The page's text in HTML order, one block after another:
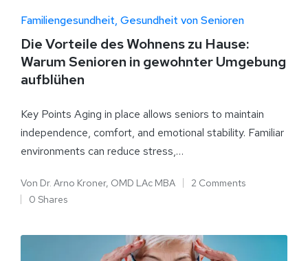
Familiengesundheit Gesundheit von Senioren
Die Vorteile des Wohnens zu Hause:
Warum Senioren in gewohnter Umgebung
aufblühen
Key Points Aging in place allows seniors to maintain
independence, comfort, and emotional stability. Familiar
environments can reduce stress,…
Von Dr. Arno Kroner, OMD LAc MBA
2 Comments
0 Shares